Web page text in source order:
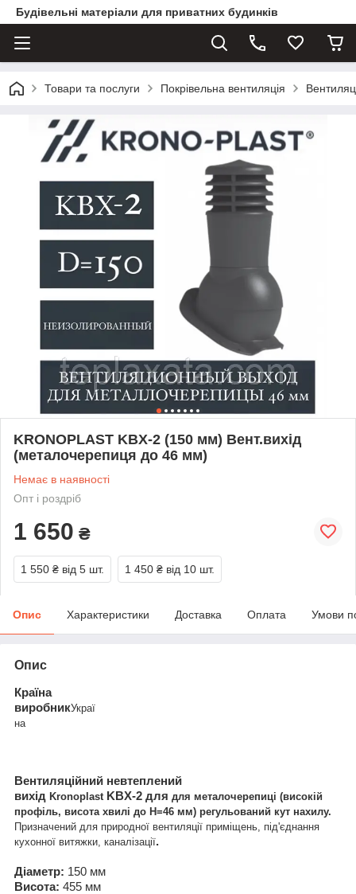
Будівельні матеріали для приватних будинків
Товари та послуги Покрівельна вентиляція
KRONOPLAST KBХ-2 (150 мм) Вент.вихід
(металочерепиця до 46 мм)
Немає в наявності
Опт і роздріб
1 650 ₴
1 550 ₴ від 5 шт. 1 450 ₴ від 10 шт.
Опис Характеристики Доставка Оплата Умови
Опис
Країна
виробникУкраї
на
Вентиляційний невтеплений
вихід Kronoplast KBХ-2 для для металочерепиці (високій
профіль, висота хвилі до Н=46 мм) регульований кут нахилу.
Призначений для природної вентиляції приміщень, під'єднання
кухонної витяжки, каналізації.
Діаметр: 150 мм
Висота: 455 мм